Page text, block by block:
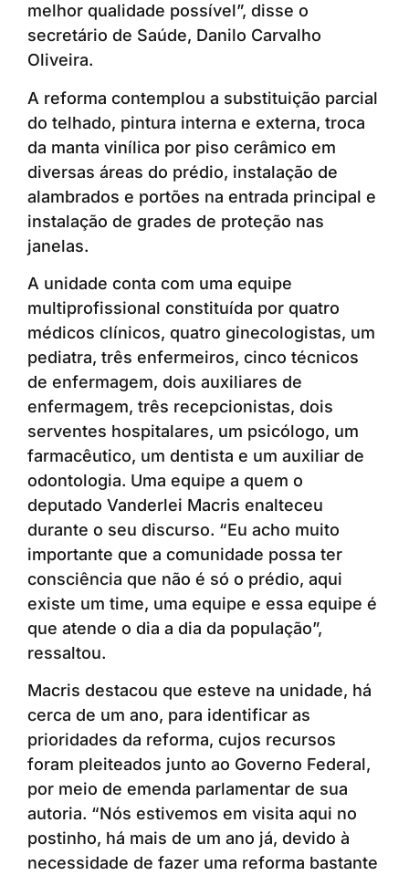
melhor qualidade possível”, disse o
secretário de Saúde, Danilo Carvalho
Oliveira.
A reforma contemplou a substituição parcial
do telhado, pintura interna e externa, troca
da manta vinílica por piso cerâmico em
diversas áreas do prédio, instalação de
alambrados e portões na entrada principal e
instalação de grades de proteção nas
janelas.
A unidade conta com uma equipe
multiprofissional constituída por quatro
médicos clínicos, quatro ginecologistas, um
pediatra, três enfermeiros, cinco técnicos
de enfermagem, dois auxiliares de
enfermagem, três recepcionistas, dois
serventes hospitalares, um psicólogo, um
farmacêutico, um dentista e um auxiliar de
odontologia. Uma equipe a quem o
deputado Vanderlei Macris enalteceu
durante o seu discurso. “Eu acho muito
importante que a comunidade possa ter
consciência que não é só o prédio, aqui
existe um time, uma equipe e essa equipe é
que atende o dia a dia da população”,
ressaltou.
Macris destacou que esteve na unidade, há
cerca de um ano, para identificar as
prioridades da reforma, cujos recursos
foram pleiteados junto ao Governo Federal,
por meio de emenda parlamentar de sua
autoria. “Nós estivemos em visita aqui no
postinho, há mais de um ano já, devido à
necessidade de fazer uma reforma bastante